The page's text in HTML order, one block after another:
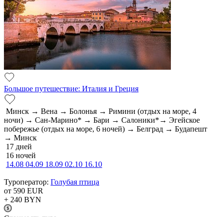
Большое путешествие: Италия и Греция
Минск → Вена → Болонья → Римини (отдых на море, 4
ночи) → Сан-Марино* → Бари → Салоники*→ Эгейское
побережье (отдых на море, 6 ночей) → Белград → Будапешт
→ Минск
17 дней
16 ночей
14.08 04.09 18.09 02.10 16.10
Туроператор: Голубая птица
от 590 EUR
+ 240 BYN